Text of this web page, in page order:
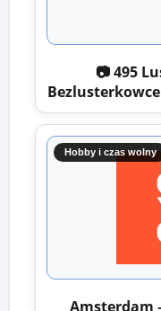
📷 495
Hobby i czas wolny
Amsterdam